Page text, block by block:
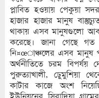
প্লাবিত হওয়ায় পেকুয়া
হাজার হাজার মানুষ
থাকায় এসব মানুষগুলো
করেছে। জানা গেছে গত
নি¤œাঞ্চলের এসব মানুষ
অর্থনীতিতে চরম বিপর্যয়
পুরুত্যাখালী, ঢেুমুশিয়া
কাটার কাজে অংশ